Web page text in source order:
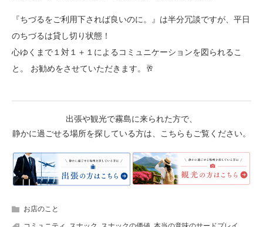
『ちづるをご利用下されば良いのに。』は半分冗談ですが、平日
のちづるは貸し切り状態！
心ゆくまで１対１＋１によるコミュニケーションを図られるこ
と。 お勧めをさせていただきます。🥂
出張や観光で霧島に来られた方で、
静かに過ごせる場所を探している方は、こちらもご覧ください。
お店のこと